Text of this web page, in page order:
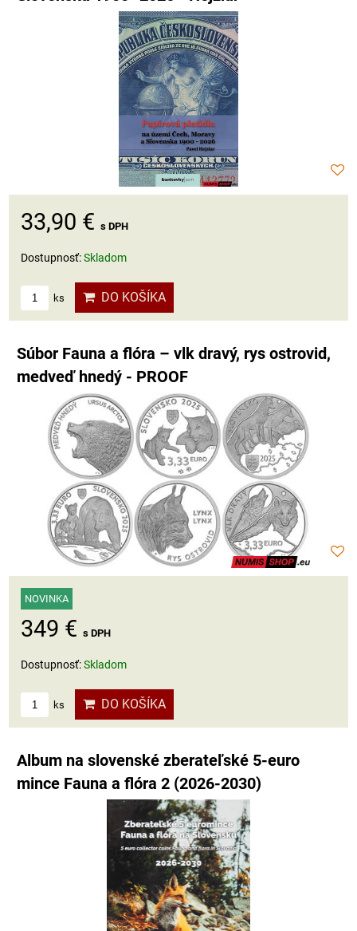
33,90 € s DPH
Dostupnosť:Skladom
ks DO KOŠÍKA
Súbor Fauna a flóra – vlk dravý, rys ostrovid,
medveď hnedý - PROOF
NOVINKA
349 € s DPH
Dostupnosť:Skladom
ks DO KOŠÍKA
Album na slovenské zberateľské 5-euro
mince Fauna a flóra 2 (2026-2030)